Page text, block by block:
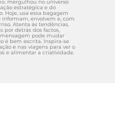
mergulhou no universo
estratégica e do
Hoje, usa essa bagagem
envolvem e, com
Atenta às tendências,
por detrás dos factos,
pode mudar
é bem escrita. Inspira-se
e nas viagens para ver o
e alimentar a criatividade.